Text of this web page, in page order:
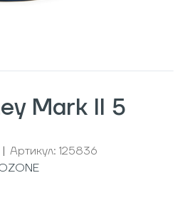
Mark II 5
| Артикул: 125836